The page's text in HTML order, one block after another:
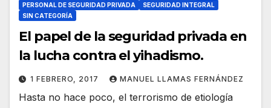
PERSONAL DE SEGURIDAD PRIVADA
SEGURIDAD INTEGRAL
SIN CATEGORÍA
El papel de la seguridad privada en
la lucha contra el yihadismo.
1 FEBRERO, 2017 MANUEL LLAMAS FERNÁNDEZ
Hasta no hace poco, el terrorismo de etiología